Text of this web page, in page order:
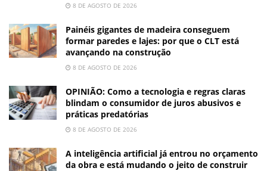
8 DE AGOSTO DE 2026
Painéis gigantes de madeira conseguem
formar paredes e lajes: por que o CLT está
avançando na construção
8 DE AGOSTO DE 2026
OPINIÃO: Como a tecnologia e regras claras
blindam o consumidor de juros abusivos e
práticas predatórias
8 DE AGOSTO DE 2026
A inteligência artificial já entrou no orçamento
da obra e está mudando o jeito de construir